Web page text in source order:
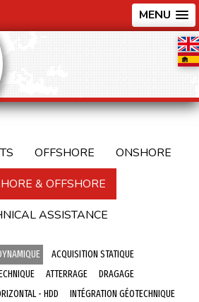
MENU
OFFSHORE
ONSHORE
& OFFSHORE
ASSISTANCE
ACQUISITION STATIQUE
ATTERRAGE
DRAGAGE
- HDD
INTÉGRATION GÉOTECHNIQUE